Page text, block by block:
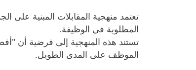
تعتمد منهجية المقابلات المبنية على
المطلوبة في الوظيفة.
تستند هذه المنهجية إلى فرضية أن
الموظف على المدى الطويل.